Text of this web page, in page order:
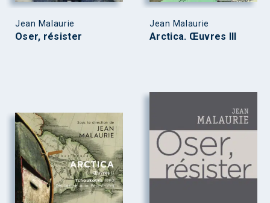
Jean Malaurie
Oser, résister
Jean Malaurie
Arctica. Œuvres III